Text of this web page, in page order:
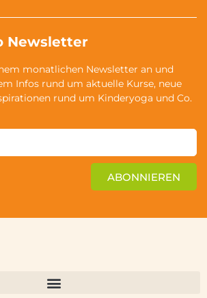
Newsletter
monatlichen Newsletter an und
Infos rund um aktuelle Kurse, neue
rund um Kinderyoga und Co.
ABONNIEREN